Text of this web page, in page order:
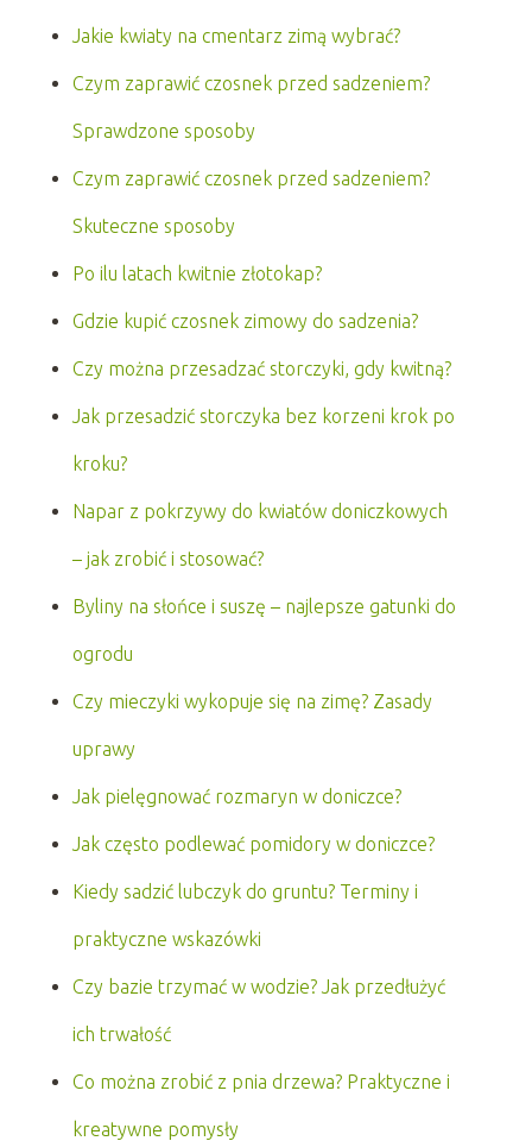
Jakie kwiaty na cmentarz zimą wybrać?
Czym zaprawić czosnek przed sadzeniem?
Sprawdzone sposoby
Czym zaprawić czosnek przed sadzeniem?
Skuteczne sposoby
Po ilu latach kwitnie złotokap?
Gdzie kupić czosnek zimowy do sadzenia?
Czy można przesadzać storczyki, gdy kwitną?
Jak przesadzić storczyka bez korzeni krok po
kroku?
Napar z pokrzywy do kwiatów doniczkowych
– jak zrobić i stosować?
Byliny na słońce i suszę – najlepsze gatunki do
ogrodu
Czy mieczyki wykopuje się na zimę? Zasady
uprawy
Jak pielęgnować rozmaryn w doniczce?
Jak często podlewać pomidory w doniczce?
Kiedy sadzić lubczyk do gruntu? Terminy i
praktyczne wskazówki
Czy bazie trzymać w wodzie? Jak przedłużyć
ich trwałość
Co można zrobić z pnia drzewa? Praktyczne i
kreatywne pomysły